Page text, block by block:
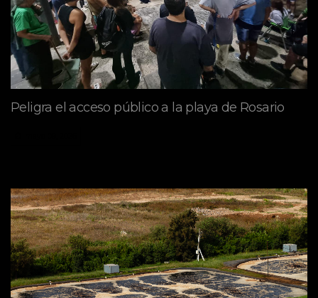
Peligra el acceso público a la playa de Rosario